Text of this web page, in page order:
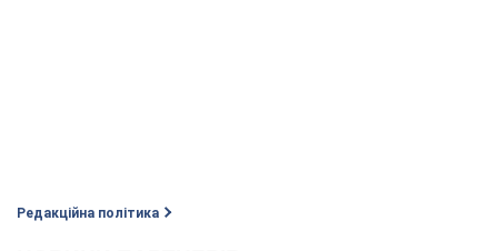
Редакційна політика